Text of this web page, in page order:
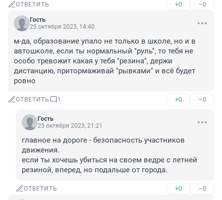
ОТВЕТИТЬ +0 –0
Гость
25 октября 2023, 14:40
м-да, образование упало не только в школе, но и в
автошколе, если ты нормальный "руль", то тебя не
особо тревожит какая у тебя "резина", держи
дистанцию, притормаживай "рывками" и всё будет
ровно
ОТВЕТИТЬ 1 +0 –0
Гость
25 октября 2023, 21:21
главное на дороге - безопасность участников
движения.
если ты хочешь убиться на своем ведре с летней
резиной, вперед, но подальше от города.
ОТВЕТИТЬ +0 –0